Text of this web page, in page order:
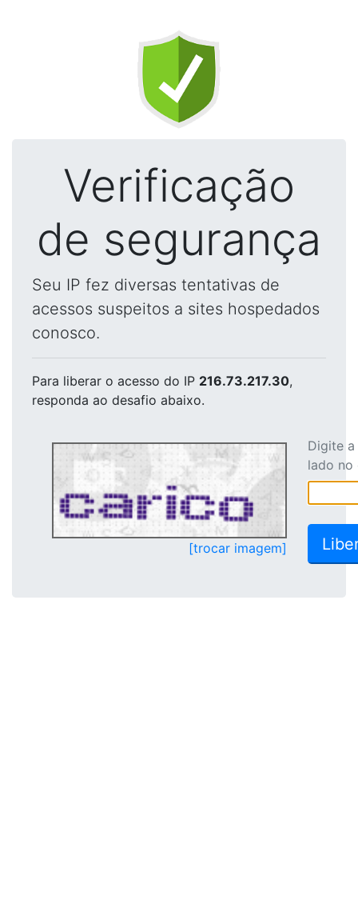
Verificação
de segurança
Seu IP fez diversas tentativas de
acessos suspeitos a sites hospedados
conosco.
Para liberar o acesso do IP 216.73.217.30,
responda ao desafio abaixo.
[trocar imagem]
Digite
lado no